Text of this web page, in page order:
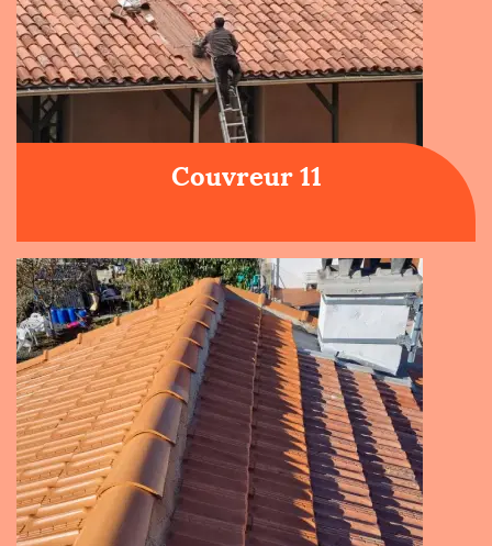
Couvreur 11